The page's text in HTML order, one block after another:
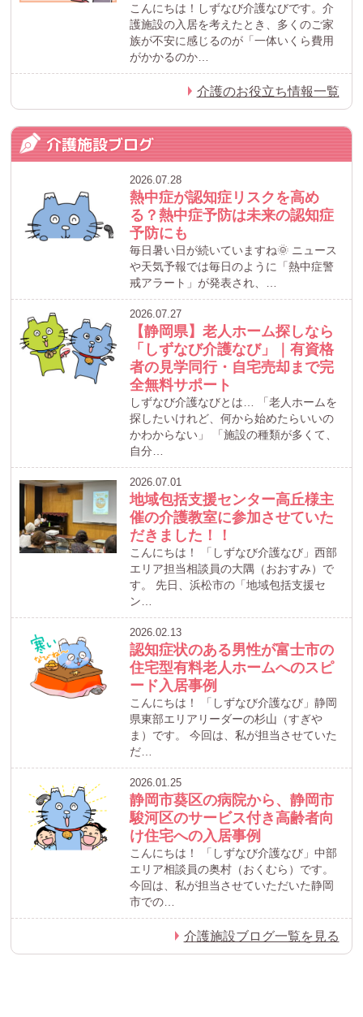
こんにちは！しずなび介護なびです。介
護施設の入居を考えたとき、多くのご家
族が不安に感じるのが「一体いくら費用
がかかるのか…
介護のお役立ち情報一覧
介護施設ブログ
2026.07.28
熱中症が認知症リスクを高め
る？熱中症予防は未来の認知症
予防にも
毎日暑い日が続いていますね🌞 ニュース
や天気予報では毎日のように「熱中症警
戒アラート」が発表され、…
2026.07.27
【静岡県】老人ホーム探しなら
「しずなび介護なび」｜有資格
者の見学同行・自宅売却まで完
全無料サポート
しずなび介護なびとは… 「老人ホームを
探したいけれど、何から始めたらいいの
かわからない」 「施設の種類が多くて、
自分…
2026.07.01
地域包括支援センター高丘様主
催の介護教室に参加させていた
だきました！！
こんにちは！ 「しずなび介護なび」西部
エリア担当相談員の大隅（おおすみ）で
す。 先日、浜松市の「地域包括支援セ
ン…
2026.02.13
認知症状のある男性が富士市の
住宅型有料老人ホームへのスピ
ード入居事例
こんにちは！ 「しずなび介護なび」静岡
県東部エリアリーダーの杉山（すぎや
ま）です。 今回は、私が担当させていた
だ…
2026.01.25
静岡市葵区の病院から、静岡市
駿河区のサービス付き高齢者向
け住宅への入居事例
こんにちは！ 「しずなび介護なび」中部
エリア相談員の奥村（おくむら）です。
今回は、私が担当させていただいた静岡
市での…
介護施設ブログ一覧を見る